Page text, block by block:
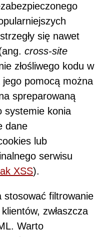
się nawet
cross-site
złośliwego kodu w
pomocą można
spreparowaną
systemie konia
dane
lub
serwisu
XSS).
stosować filtrowanie
zwłaszcza
Warto